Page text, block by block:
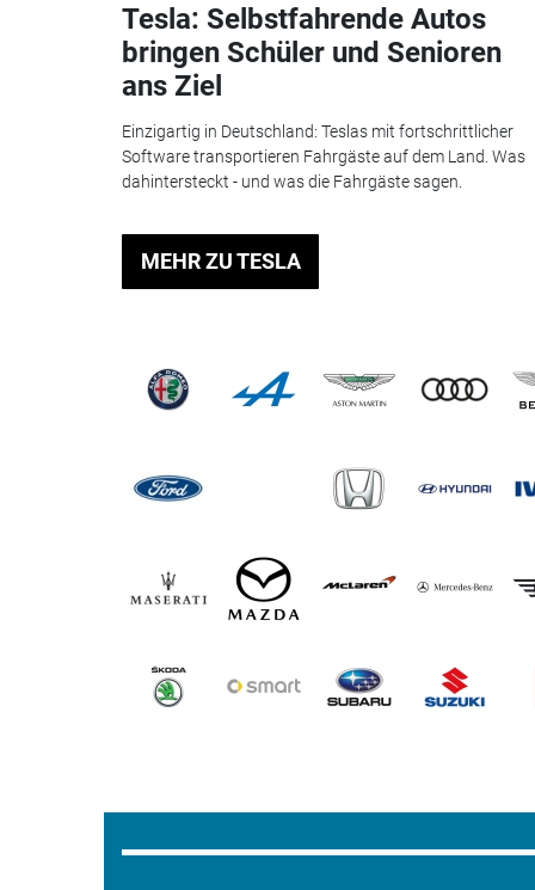
Tesla: Selbstfahrende Autos
bringen Schüler und Senioren
ans Ziel
Einzigartig in Deutschland: Teslas mit fortschrittlicher
Software transportieren Fahrgäste auf dem Land. Was
dahintersteckt - und was die Fahrgäste sagen.
MEHR ZU TESLA